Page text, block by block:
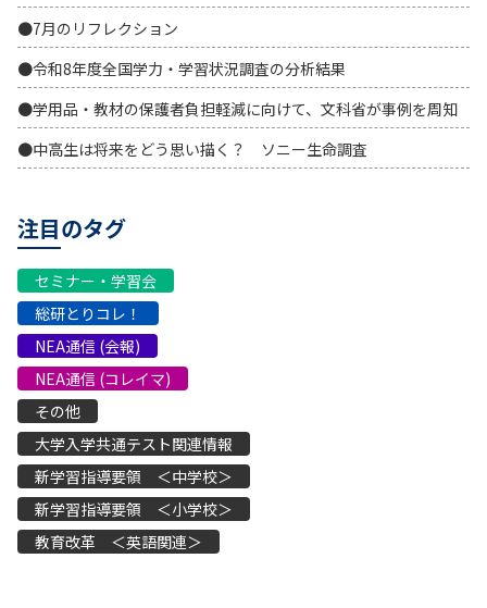
●7月のリフレクション
●令和8年度全国学力・学習状況調査の分析結果
●学用品・教材の保護者負担軽減に向けて、文科省が事例を周知
●中高生は将来をどう思い描く？ ソニー生命調査
注目のタグ
セミナー・学習会
総研とりコレ！
NEA通信 (会報)
NEA通信 (コレイマ)
その他
大学入学共通テスト関連情報
新学習指導要領 ＜中学校＞
新学習指導要領 ＜小学校＞
教育改革 ＜英語関連＞